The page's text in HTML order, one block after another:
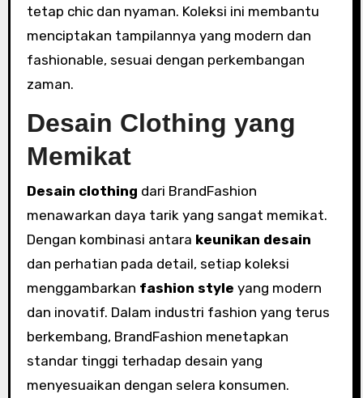
tetap chic dan nyaman. Koleksi ini membantu
menciptakan tampilannya yang modern dan
fashionable, sesuai dengan perkembangan
zaman.
Desain Clothing yang
Memikat
Desain clothing dari BrandFashion
menawarkan daya tarik yang sangat memikat.
Dengan kombinasi antara keunikan desain
dan perhatian pada detail, setiap koleksi
menggambarkan fashion style yang modern
dan inovatif. Dalam industri fashion yang terus
berkembang, BrandFashion menetapkan
standar tinggi terhadap desain yang
menyesuaikan dengan selera konsumen.